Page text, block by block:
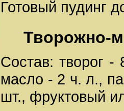
Готовый пудинг
Творожно-
Состав: творог
масло - 2 ч. л.,
шт., фруктовый